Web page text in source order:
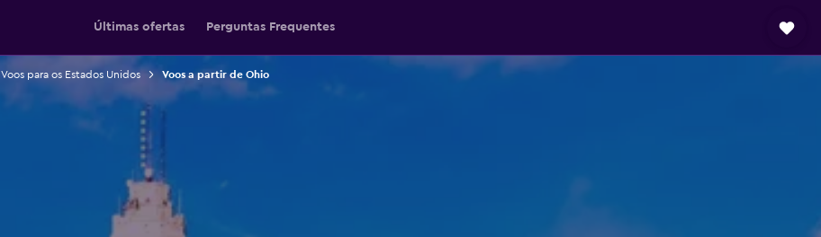
Últimas ofertas Perguntas Frequentes
Voos para os Estados Unidos Voos a partir de Ohio